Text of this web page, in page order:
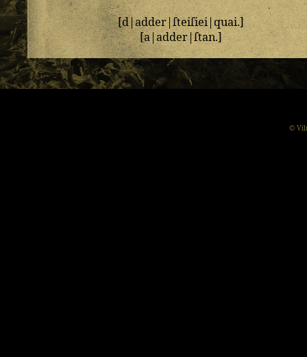
[d|adder|ſteiſiei|quai.]
[a|adder|ſtan.]
©